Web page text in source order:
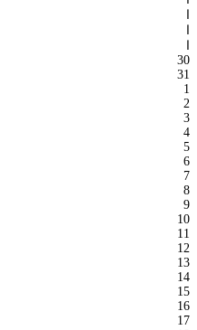
ا
ا
ا
30
31
1
2
3
4
5
6
7
8
9
10
11
12
13
14
15
16
17